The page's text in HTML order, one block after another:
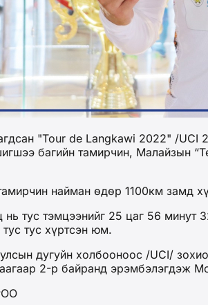
"Tour de Langkawi 2022" /UCI
багийн тамирчин, Малайзын
найман өдөр 1100км замд
тус тэмцээнийг 25 цаг 56 минут
тус хүртсэн юм.
дугуйн холбооноос /UCI/
2-р байранд эрэмбэлэгдэж